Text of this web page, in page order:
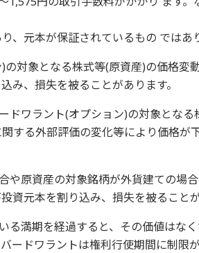
元本が保証されているもの ではあ
対象となる株式等(原資産)の価格変
み、損失を被ることがあります。
ドワラント(オプション)の対象となる
する外部評価の変化等により価格が
や原資産の対象銘柄が外貨建ての場
資元本を割り込み、損失を被ることが
る満期を経過すると、その価値はな
ードワラントは権利行使期間に制限